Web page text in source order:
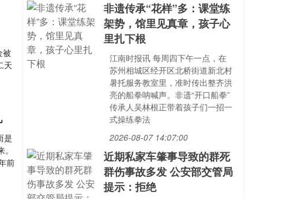
被
天
是
前
非遗传承“花样”多：课堂练
架势，馆里见真章，孩子心
里扎下根
江南时报讯 每周四下午一点，在
苏州相城区经开区北桥街道新北村
暑托服务教室里，准时传出整齐洪
亮的船拳呐喊声。非遗“开口船拳”
传承人吴林根正带着孩子们一招一
式操练拳法
2026-08-07 14:07:00
近期私家车肇事导致的群死
群伤事故多发 公安部交管局
提示：拒绝